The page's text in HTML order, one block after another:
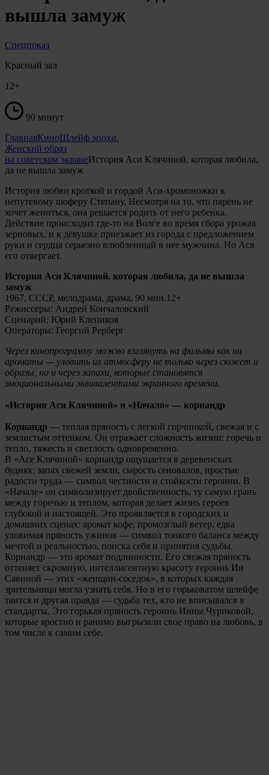
вышла замуж
Спецпоказ
Красный зал
12+
90 минут
ГлавнаяКиноШлейф эпохи.
Женский образ
на советском экранеИстория Аси Клячиной, которая любила,
да не вышла замуж
История любви кроткой и гордой Аси-хромоножки к
непутевому шоферу Степану. Несмотря на то, что парень не
хочет жениться, она решается родить от него ребенка.
Действие происходит где-то на Волге во время сбора урожая
зерновых, и к девушке приезжает из города с предложением
руки и сердца серьезно влюбленный в нее мужчина. Но Ася
его отвергает.
История Аси Клячиной, которая любила, да не вышла
замуж
1967, СССР, мелодрама, драма, 90 мин.12+
Режиссеры: Андрей Кончаловский
Сценарий: Юрий Клепиков
Операторы: Георгий Рерберг
Через кинопрограмму можно взглянуть на фильмы как на
ароматы — уловить их атмосферу не только через сюжет и
образы, но и через запахи, которые становятся
эмоциональными эквивалентами экранного времени.
«История Аси Клячиной» и «Начало» — кориандр
Кориандр — теплая пряность с легкой горчинкой, свежая и с
землистым оттенком. Он отражает сложность жизни: горечь и
тепло, тяжесть и светлость одновременно.
В «Асе Клячиной» кориандр ощущается в деревенских
буднях: запах свежей земли, сырость сеновалов, простые
радости труда — символ честности и стойкости героини. В
«Начале» он символизирует двойственность, ту самую грань
между горечью и теплом, которая делает жизнь героев
глубокой и настоящей. Это проявляется в городских и
домашних сценах: аромат кофе, промозглый ветер, едва
уловимая пряность ужинов — символ тонкого баланса между
мечтой и реальностью, поиска себя и принятия судьбы.
Кориандр — это аромат подлинности. Его свежая пряность
оттеняет скромную, интеллигентную красоту героинь Ии
Савиной — этих «женщин-соседок», в которых каждая
зрительница могла узнать себя. Но в его горьковатом шлейфе
таится и другая правда — судьба тех, кто не вписывался в
стандарты. Это горькая пряность героинь Инны Чуриковой,
которые яростно и ранимо выгрызали свое право на любовь, в
том числе к самим себе.